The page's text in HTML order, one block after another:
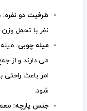
ظرفیت دو نفره:
نفر با تحمل وزن
میله چوبی:
می دارند و از
امر باعث
شود.
جنس پارچه: